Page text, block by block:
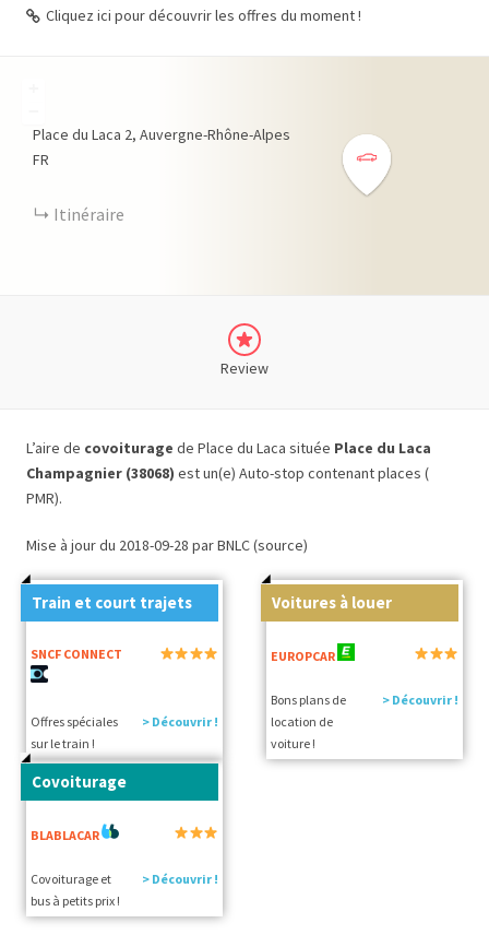
Cliquez ici pour découvrir les offres du moment !
Place du Laca 2 Auvergne-Rhône-Alpes
FR
Itinéraire
Review
L’aire de covoiturage de Place du Laca située Place du Laca
Champagnier (38068) est un(e) Auto-stop contenant places (
PMR).
Mise à jour du 2018-09-28 par BNLC (source)
Train et court trajets
SNCF CONNECT
Offres spéciales
sur le train !
> Découvrir !
Voitures à louer
EUROPCAR
Bons plans de
location de
voiture !
> Découvrir !
Covoiturage
BLABLACAR
Covoiturage et
bus à petits prix !
> Découvrir !